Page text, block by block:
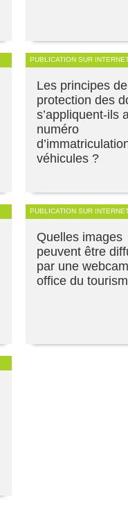
PUBLICATION SUR
Les principes de
protection des
s’appliquent-ils
numéro
véhicules ?
PUBLICATION SUR
Quelles images
peuvent être
par une
office du